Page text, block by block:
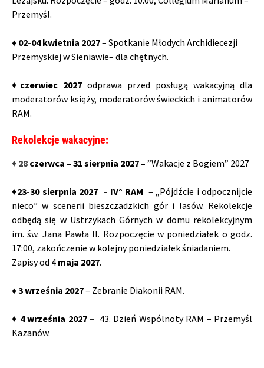
Przemyśl.
♦ 02-04 kwietnia 2027– Spotkanie Młodych Archidiecezji
Przemyskiej w Sieniawie– dla chętnych.
♦ czerwiec 2027 odprawa przed posługą wakacyjną dla
moderatorów księży, moderatorów świeckich i animatorów
RAM.
Rekolekcje wakacyjne:
♦ 28 czerwca – 31 sierpnia 2027 – ”Wakacje z Bogiem” 2027
♦23-30 sierpnia 2027 – IV° RAM – „Pójdźcie i odpocznijcie
nieco” w scenerii bieszczadzkich gór i lasów. Rekolekcje
odbędą się w Ustrzykach Górnych w domu rekolekcyjnym
im. św. Jana Pawła II. Rozpoczęcie w poniedziałek o godz.
17:00, zakończenie w kolejny poniedziałek śniadaniem.
Zapisy od 4 maja 2027.
♦ 3 września 2027– Zebranie Diakonii RAM.
♦ 4 września 2027 – 43. Dzień Wspólnoty RAM – Przemyśl
Kazanów.